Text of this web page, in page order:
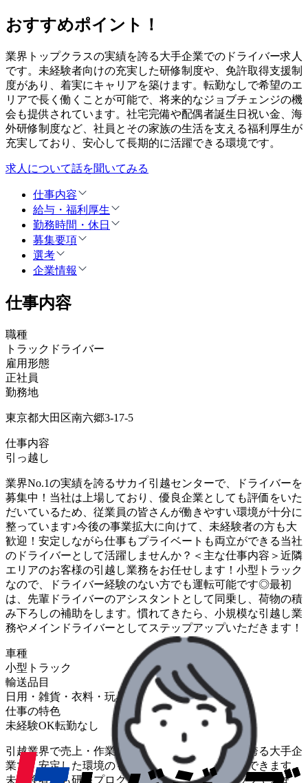
おすすめポイント！
業界トップクラスの実績を誇る大手企業でのドライバー求人
です。未経験者向けの充実した研修制度や、免許取得支援制
度があり、着実にキャリアを築けます。転勤なしで希望のエ
リアで長く働くことが可能で、将来的なジョブチェンジの機
会も提供されています。社宅完備や配偶者誕生日祝い金、海
外研修制度など、社員とその家族の生活を支える福利厚生が
充実しており、安心して長期的に活躍できる環境です。
求人について話を聞いてみる
仕事内容
給与・福利厚生
勤務時間・休日
募集要項
選考
企業情報
仕事内容
職種
トラックドライバー
雇用形態
正社員
勤務地
東京都大田区南六郷3-17-5
仕事内容
引っ越し
業界No.1の実績を誇るサカイ引越センターで、ドライバーを
募集中！当社は上場しており、優良企業としても評価をいた
だいているため、従業員の皆さんが働きやすい環境が十分に
整っています♪今後の事業拡大に向けて、未経験者の方も大
歓迎！安定しながら仕事もプライベートも両立ができる当社
のドライバーとして活躍しませんか？＜主な仕事内容＞近隣
エリアのお客様の引越し業務をお任せします！小型トラック
なので、ドライバー経験のない方でも運転可能です◎最初
は、先輩ドライバーのアシスタントとして同乗し、荷物の積
み下ろしの補助をします。慣れてきたら、小規模な引越し業
務やメインドライバーとしてステップアップいただきます！
車種
小型トラック
輸送品目
日用・雑貨・衣料・玩具
住居設備・家電・家具
仕事の特色
未経験OK転勤なし
引越業界で売上・作業件数ともに12年連続No.1を誇る大手企
業で、安定した環境のもとドライバーとして活躍できます。
未経験者でも研修プログラムで着実にスキルアップできま